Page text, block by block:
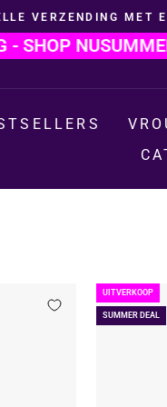
VERZENDING MET
NUSUMMER
SUMMER DEAL
UITVERKOOP